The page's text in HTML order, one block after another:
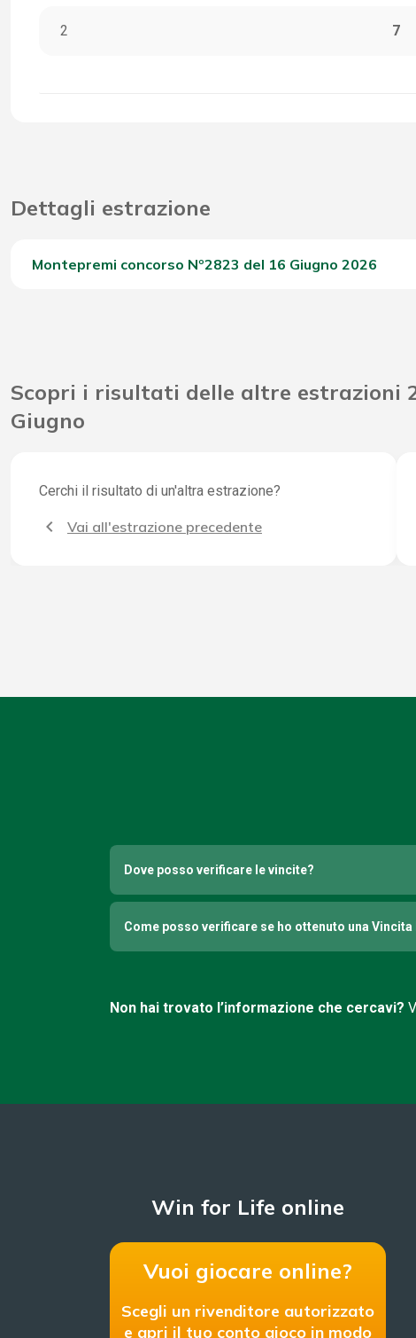
2 7
Dettagli estrazione
Montepremi concorso Nº2823 del 16 Giugno 2026
Scopri i risultati delle altre estrazioni
Giugno
Cerchi il risultato di un'altra estrazione?
Vai all'estrazione precedente
Dove posso verificare le vincite?
Come posso verificare se ho ottenuto una
Non hai trovato l’informazione che cercavi?
Win for Life online
Vuoi giocare online?
Scegli un rivenditore autorizzato
e apri il tuo conto gioco in modo